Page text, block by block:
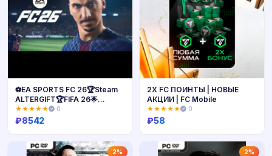
Купить
⚽EA SPORTS FC 26🏆Steam
ALTERGIFT🏆FIFA 26🌟
Автовыдача
★★★★★ 0
₽8542
Купить
2X FC ПОИНТЫ | НОВЫЕ
АКЦИИ | FC Mobile
★★★★★ 0
₽58
2% 2%